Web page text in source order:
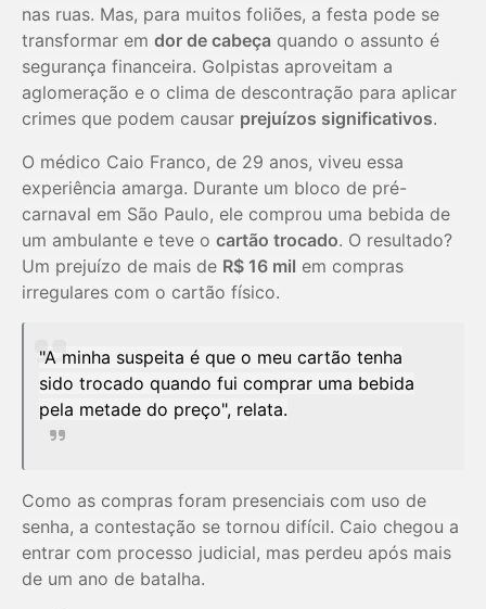
nas ruas. Mas, para muitos foliões, a festa pode se
transformar em dor de cabeça quando o assunto é
segurança financeira. Golpistas aproveitam a
aglomeração e o clima de descontração para aplicar
crimes que podem causar prejuízos significativos.
O médico Caio Franco, de 29 anos, viveu essa
experiência amarga. Durante um bloco de pré-
carnaval em São Paulo, ele comprou uma bebida de
um ambulante e teve o cartão trocado. O resultado?
Um prejuízo de mais de R$ 16 mil em compras
irregulares com o cartão físico.
"A minha suspeita é que o meu cartão tenha
sido trocado quando fui comprar uma bebida
pela metade do preço", relata.
Como as compras foram presenciais com uso de
senha, a contestação se tornou difícil. Caio chegou a
entrar com processo judicial, mas perdeu após mais
de um ano de batalha.